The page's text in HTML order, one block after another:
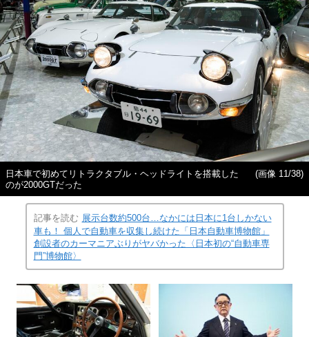
日本車で初めてリトラクタブル・ヘッドライトを搭載した
のが2000GTだった
(画像 11/38)
記事を読む 展示台数約500台…なかには日本に1台しかない
車も！ 個人で自動車を収集し続けた「日本自動車博物館」
創設者のカーマニアぶりがヤバかった〈日本初の“自動車専
門”博物館〉